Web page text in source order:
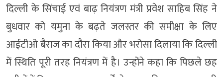
दिल्ली के सिंचाई एवं बाढ़ नियंत्रण मंत्री प्रवेश साहिब सिंह ने
बुधवार को यमुना के बढ़ते जलस्तर की समीक्षा के लिए
आईटीओ बैराज का दौरा किया और भरोसा दिलाया कि दिल्ली
में स्थिति पूरी तरह नियंत्रण में है। उन्होंने कहा कि पिछले छह